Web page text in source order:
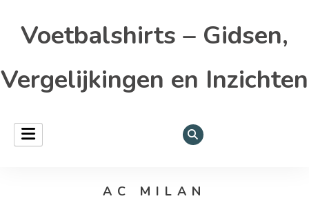
Voetbalshirts – Gidsen,
Vergelijkingen en Inzichten
AC MILAN